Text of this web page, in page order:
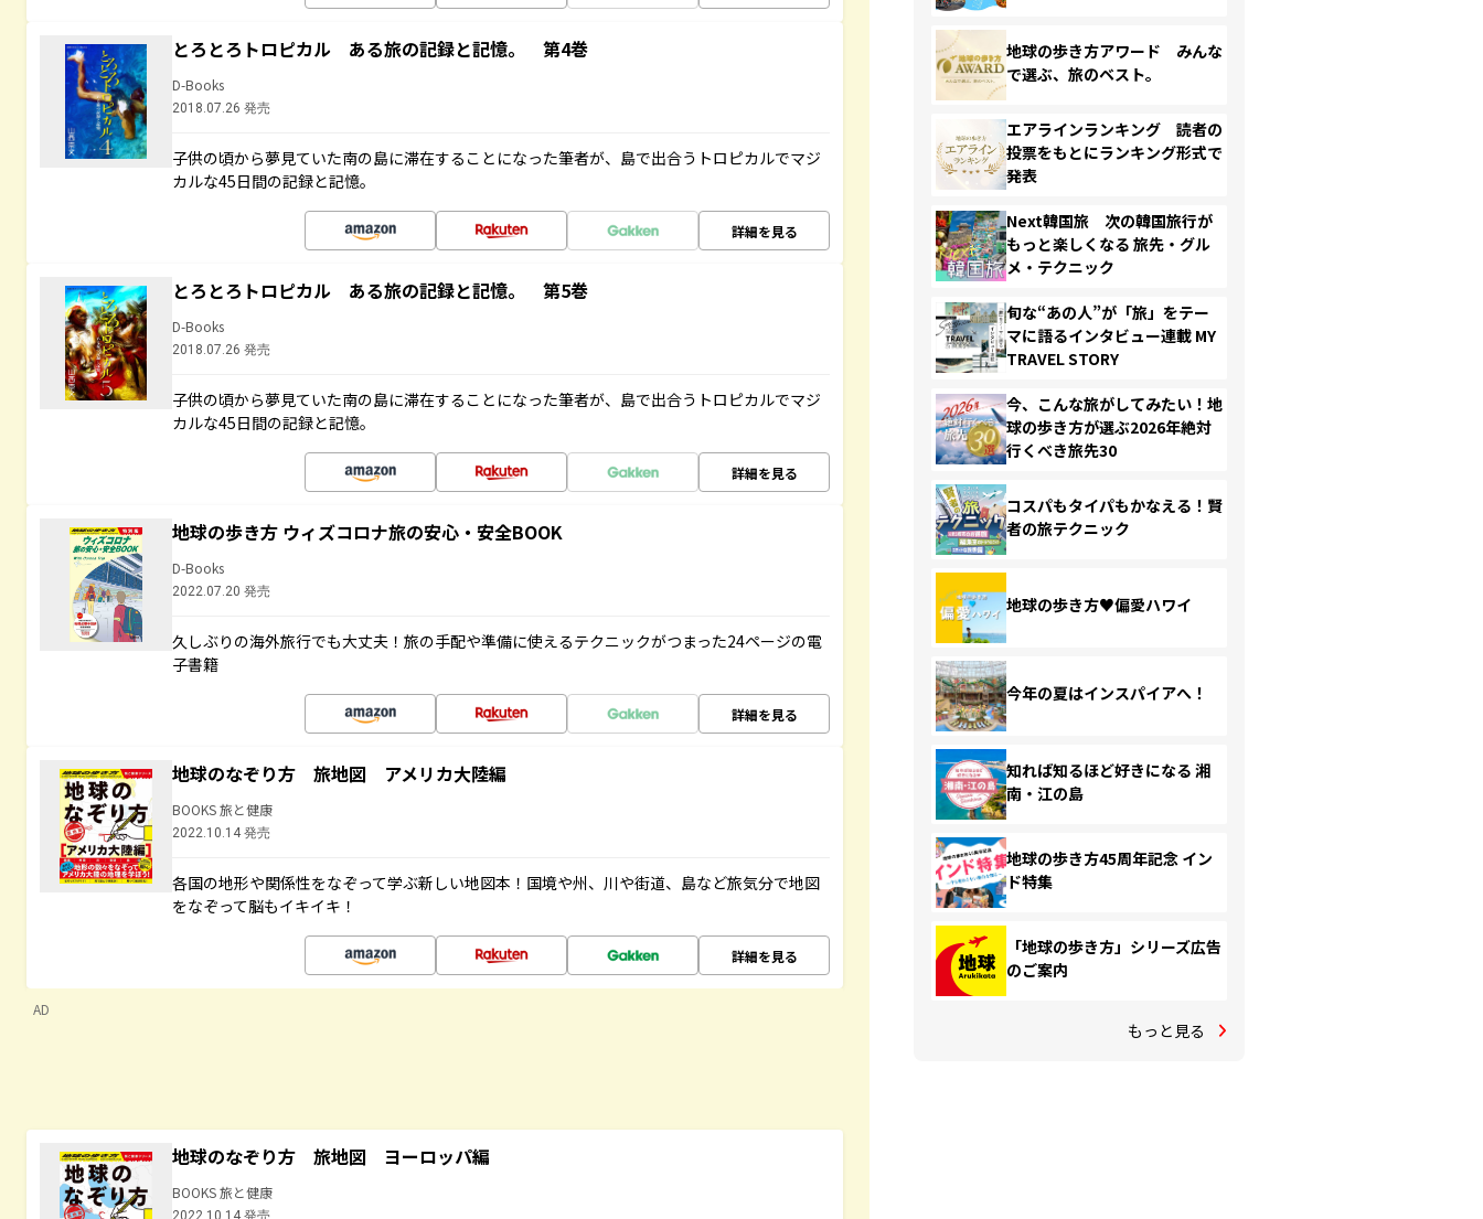
とろとろトロピカル ある旅の記録と記憶。 第4巻
D-Books
2018.07.26 発売
子供の頃から夢見ていた南の島に滞在することになった筆者が、島で出合うトロピカルでマジ
カルな45日間の記録と記憶。
詳細を見る
とろとろトロピカル ある旅の記録と記憶。 第5巻
D-Books
2018.07.26 発売
子供の頃から夢見ていた南の島に滞在することになった筆者が、島で出合うトロピカルでマジ
カルな45日間の記録と記憶。
詳細を見る
地球の歩き方 ウィズコロナ旅の安心・安全BOOK
D-Books
2022.07.20 発売
久しぶりの海外旅行でも大丈夫！旅の手配や準備に使えるテクニックがつまった24ページの電
子書籍
詳細を見る
地球のなぞり方 旅地図 アメリカ大陸編
BOOKS 旅と健康
2022.10.14 発売
各国の地形や関係性をなぞって学ぶ新しい地図本！国境や州、川や街道、島など旅気分で地図
をなぞって脳もイキイキ！
詳細を見る
AD
地球のなぞり方 旅地図 ヨーロッパ編
BOOKS 旅と健康
2022.10.14 発売
地球の歩き方アワード みんな
で選ぶ、旅のベスト。
エアラインランキング 読者の
投票をもとにランキング形式で
発表
Next韓国旅 次の韓国旅行が
もっと楽しくなる 旅先・グル
メ・テクニック
旬な“あの人”が「旅」をテー
マに語るインタビュー連載 MY
TRAVEL STORY
今、こんな旅がしてみたい！地
球の歩き方が選ぶ2026年絶対
行くべき旅先30
コスパもタイパもかなえる！賢
者の旅テクニック
地球の歩き方♥偏愛ハワイ
今年の夏はインスパイアへ！
知れば知るほど好きになる 湘
南・江の島
地球の歩き方45周年記念 イン
ド特集
「地球の歩き方」シリーズ広告
のご案内
もっと見る